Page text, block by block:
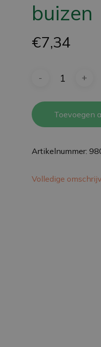
buizen
€7,34
Toevoegen
Artikelnummer:
Volledige